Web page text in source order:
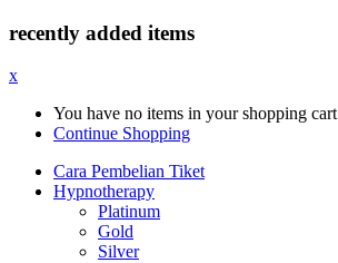
recently added items
x
You have no items in your shopping cart
Continue Shopping
Cara Pembelian Tiket
Hypnotherapy
Platinum
Gold
Silver